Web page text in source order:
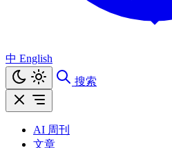
中 English
搜索
AI 周刊
文章